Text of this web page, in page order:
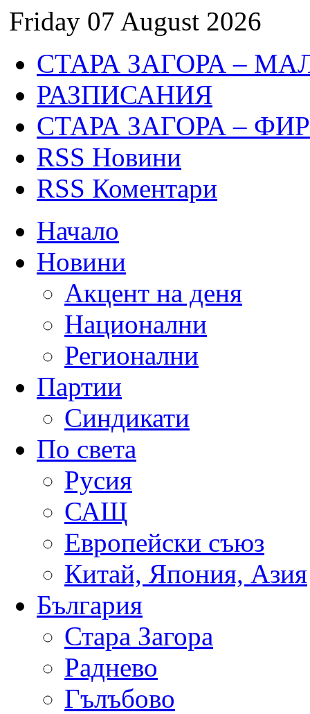
Friday 07 August 2026
СТАРА ЗАГОРА –
РАЗПИСАНИЯ
СТАРА ЗАГОРА –
RSS Новини
RSS Коментари
Начало
Новини
Акцент на деня
Национални
Регионални
Партии
Синдикати
По света
Русия
САЩ
Европейски съюз
Китай, Япония, Азия
България
Стара Загора
Раднево
Гълъбово